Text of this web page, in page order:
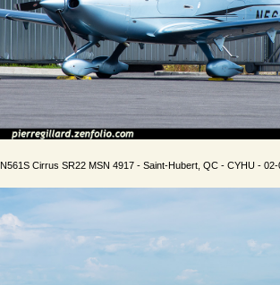
N561S Cirrus SR22 MSN 4917 - Saint-Hubert, QC - CYHU -